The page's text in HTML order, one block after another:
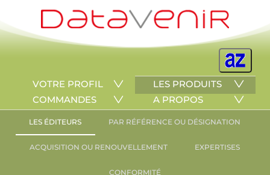
VOTRE PROFIL
LES PRODUITS
COMMANDES
A PROPOS
LES ÉDITEURS PAR RÉFÉRENCE OU DÉSIGNATION
ACQUISITION OU RENOUVELLEMENT EXPERTISES
CONFORMITÉ